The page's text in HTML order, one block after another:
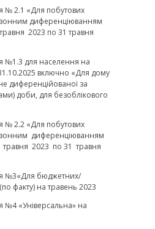
№ 2.1 «Для побутових
диференціюванням
2023 по 31 травня
№1.3 для населення на
включно «Для дому
диференційованої за
доби, для безоблікового
№ 2.2 «Для побутових
диференціюванням
травня 2023 по 31 травня
№3«Для бюджетних/
факту) на травень 2023
№4 «Універсальна» на